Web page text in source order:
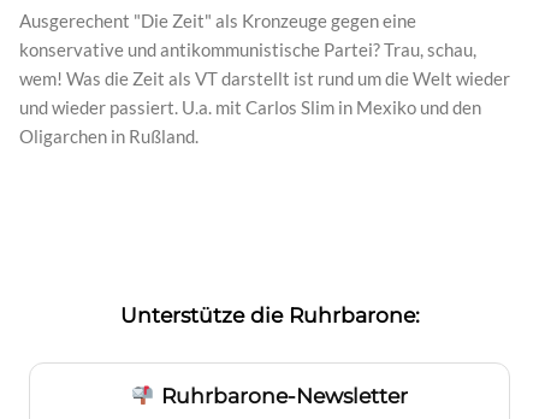
Ausgerechent "Die Zeit" als Kronzeuge gegen eine
konservative und antikommunistische Partei? Trau, schau,
wem! Was die Zeit als VT darstellt ist rund um die Welt wieder
und wieder passiert. U.a. mit Carlos Slim in Mexiko und den
Oligarchen in Rußland.
Unterstütze die Ruhrbarone:
Ruhrbarone-Newsletter